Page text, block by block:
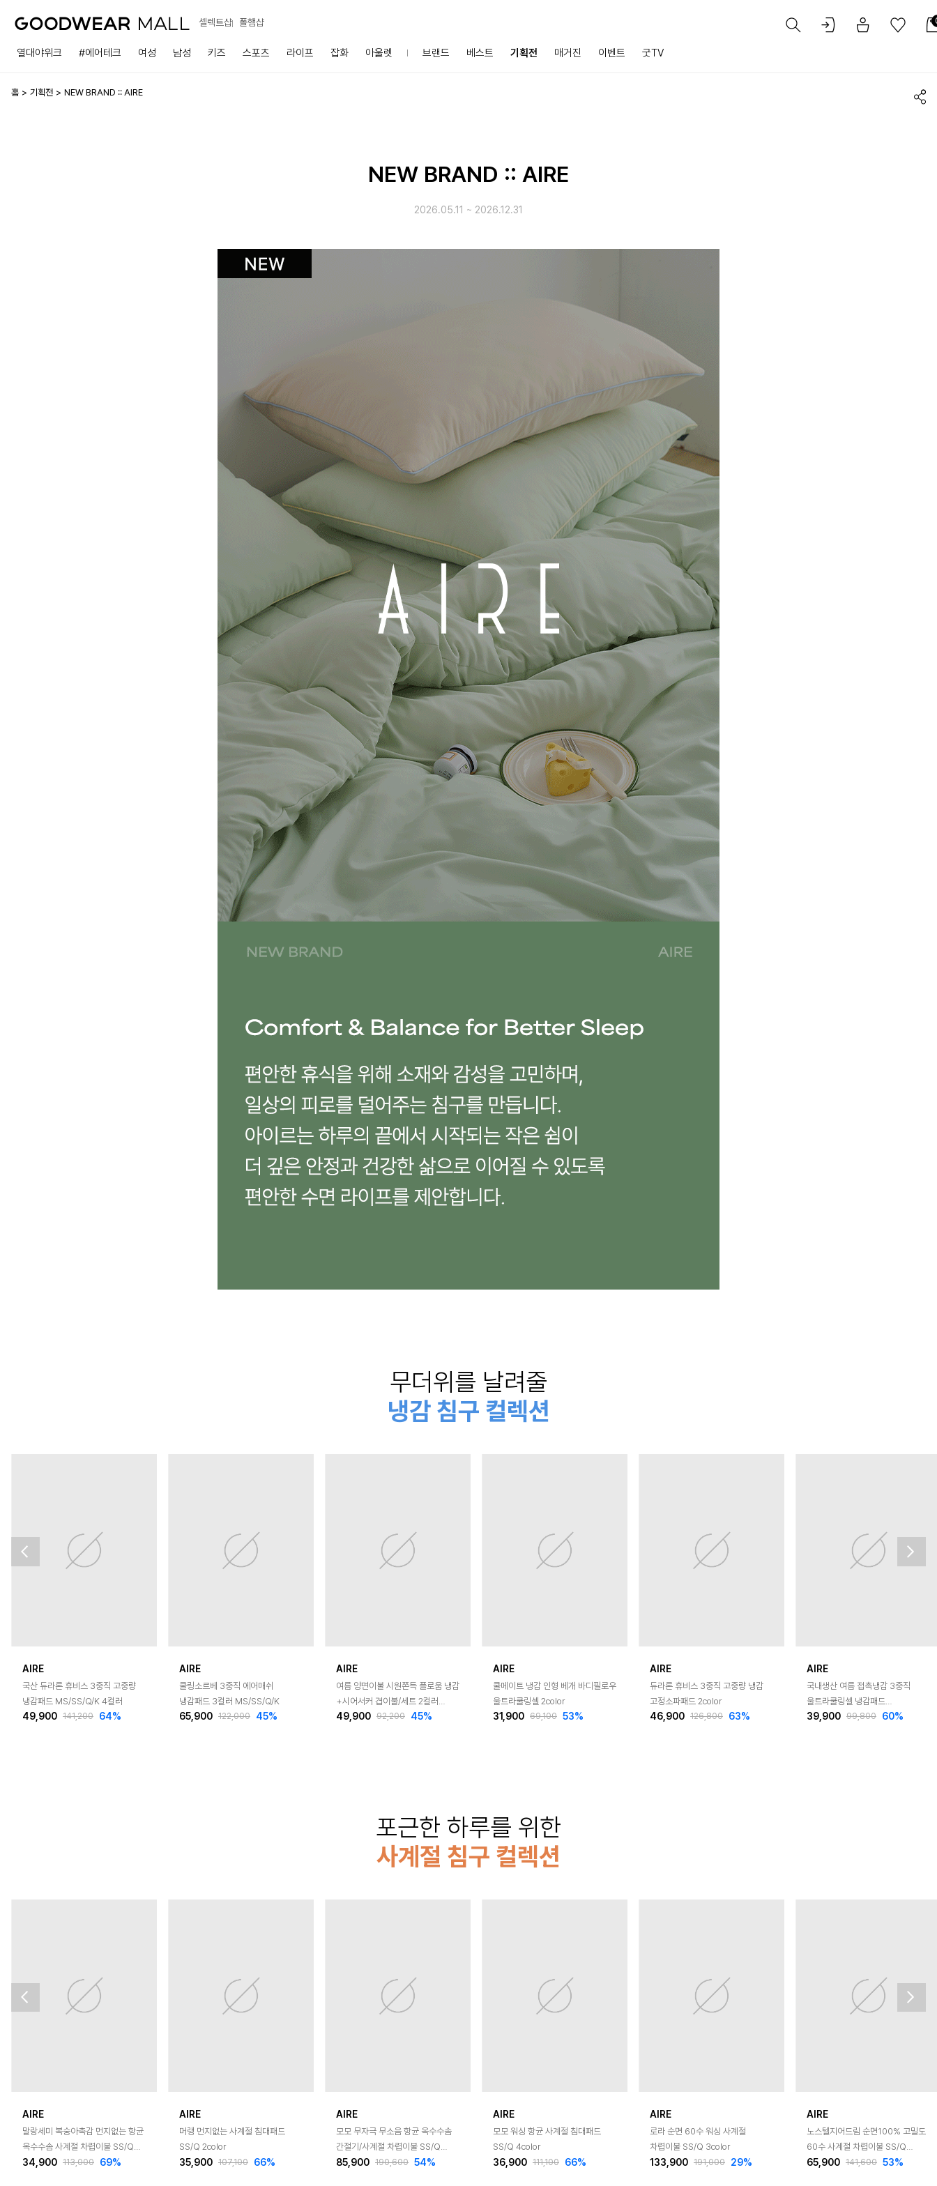
셀렉트샵 폴햄샵
열대야위크 #에어테크 여성 남성 키즈 스포츠 라이프 잡화 아울렛 브랜드 베스트 기획전 매거진 이벤트 굿TV
홈 기획전 NEW BRAND :: AIRE
NEW BRAND :: AIRE
2026.05.11 ~ 2026.12.31
무더위를 날려줄
냉감 침구 컬렉션
AIRE
국산 듀라론 휴비스 3중직 고중량
냉감패드 MS/SS/Q/K 4컬러
49,900 141,200 64%
AIRE
쿨링소르베 3중직 에어매쉬
냉감패드 3컬러 MS/SS/Q/K
65,900 122,000 45%
AIRE
여름 양면이불 시원쫀득 플로움 냉감
+시어서커 겹이불/세트 2컬러
SS/Q
49,900 92,200 45%
AIRE
쿨메이트 냉감 인형 베개 바디필로우
울트라쿨링셀 2color
31,900 69,100 53%
AIRE
듀라론 휴비스 3중직 고중량 냉감
고정소파패드 2color
46,900 126,800 63%
AIRE
국내생산 여름 접촉냉감 3중직
울트라쿨링셀 냉감패드
MS/SS/Q/K 3color
39,900 99,800 60%
포근한 하루를 위한
사계절 침구 컬렉션
AIRE
말랑세미 복숭아촉감 먼지없는 항균
옥수수솜 사계절 차렵이불 SS/Q
8color
34,900 113,000 69%
AIRE
머랭 먼지없는 사계절 침대패드
SS/Q 2color
35,900 107,100 66%
AIRE
모모 무자극 무소음 항균 옥수수솜
간절기/사계절 차렵이불 SS/Q
4color
85,900 190,600 54%
AIRE
모모 워싱 항균 사계절 침대패드
SS/Q 4color
36,900 111,100 66%
AIRE
로라 순면 60수 워싱 사계절
차렵이불 SS/Q 3color
133,900 191,000 29%
AIRE
노스텔지어드림 순면100% 고밀도
60수 사계절 차렵이불 SS/Q
2color
65,900 141,600 53%